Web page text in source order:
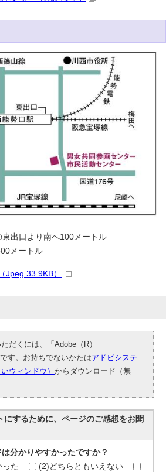
出口より南へ100メートル
メートル
Jpeg 33.9KB）
だくには、「Adobe（R）
す。お持ちでないかたはアドビシステ
ウィンドウ）からダウンロード（無
にするために、ページのご感想をお聞
分かりやすかったですか？
た
(2)どちらともいえない